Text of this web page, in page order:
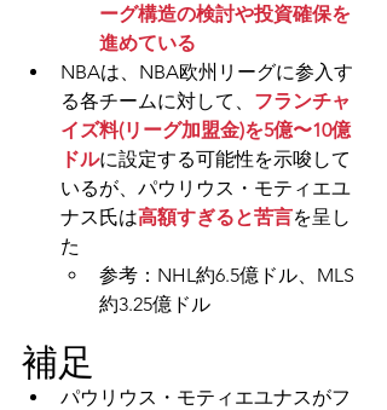
ーグ構造の検討や投資確保を
進めている
NBAは、NBA欧州リーグに参入す
る各チームに対して、 フランチャ
イズ料(リーグ加盟金)を5億〜10億
ドルに設定する可能性を示唆して
いるが、 パウリウス・モティエユ
ナス氏は高額すぎると苦言を呈し
た
参考：NHL約6.5億ドル、MLS
約3.25億ドル
補足
パウリウス・モティエユナスがフ